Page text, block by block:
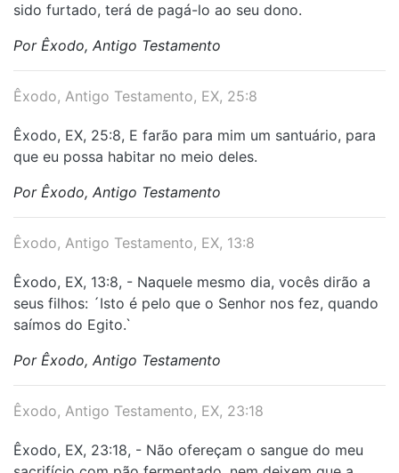
sido furtado, terá de pagá-lo ao seu dono.
Por Êxodo, Antigo Testamento
Êxodo, Antigo Testamento, EX, 25:8
Êxodo, EX, 25:8, E farão para mim um santuário, para
que eu possa habitar no meio deles.
Por Êxodo, Antigo Testamento
Êxodo, Antigo Testamento, EX, 13:8
Êxodo, EX, 13:8, - Naquele mesmo dia, vocês dirão a
seus filhos: ´Isto é pelo que o Senhor nos fez, quando
saímos do Egito.`
Por Êxodo, Antigo Testamento
Êxodo, Antigo Testamento, EX, 23:18
Êxodo, EX, 23:18, - Não ofereçam o sangue do meu